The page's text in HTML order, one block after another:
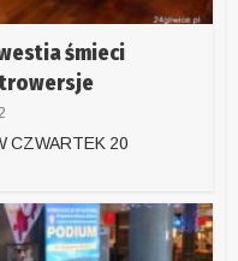
śmieci
CZWARTEK 20